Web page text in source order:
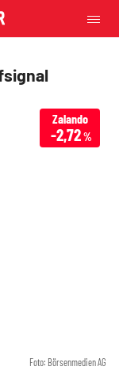
Foto: Börsenmedien AG
Zalando
-2,72%